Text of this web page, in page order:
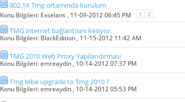
802.1X Tmg ortamında kurulum
Konu Bilgileri: Exselans , 11-09-2012 06:45 PM 1 2
TMG internet bağlantısını kesiyor.
Konu Bilgileri: BlackEdition , 11-15-2012 11:42 AM
TMG 2010 Web Proxy Yapılandırması
Konu Bilgileri:emreaydin , 10-14-2012 07:37 PM
Tmg Mbe upgrade to Tmg 2010 ?
Konu Bilgileri:emreaydin , 10-14-2012 05:53 PM